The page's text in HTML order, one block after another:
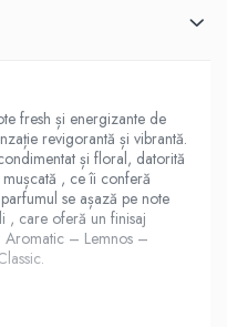
fresh și energizante de
revigorantă și vibrantă.
și floral, datorită
, ce îi conferă
se așază pe note
, care oferă un finisaj
Aromatic – Lemnos –